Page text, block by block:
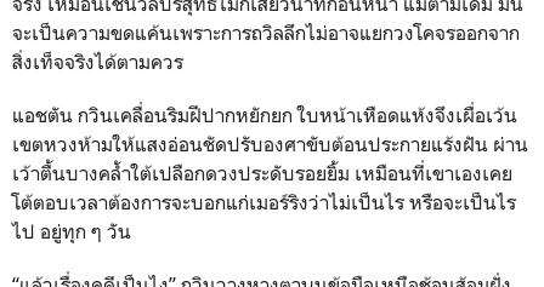
จะเป็นความขดแค้นเพราะการถวิลลึกไม่อาจแยกวงโคจรออกจาก
สิ่งเท็จจริงได้ตามควร
แอชตัน กวินเคลื่อนริมฝีปากหยักยก ใบหน้าเหือดแห้งจึงเผื่อเว้น
เขตหวงห้ามให้แสงอ่อนชัดปรับองศาขับต้อนประกายแร้งฝัน ผ่าน
เว้าตื้นบางคล้ำใต้เปลือกดวงประดับรอยยิ้ม เหมือนที่เขาเองเคย
โต้ตอบเวลาต้องการจะบอกแก่เมอร์ริงว่าไม่เป็นไร หรือจะเป็นไร
ไป อยู่ทุก ๆ วัน